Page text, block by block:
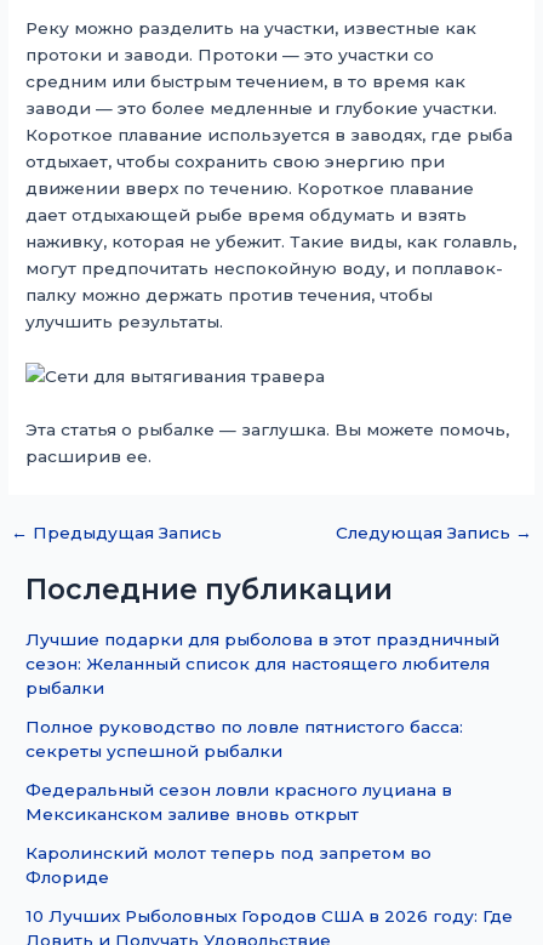
Реку можно разделить на участки, известные как
протоки и заводи. Протоки — это участки со
средним или быстрым течением, в то время как
заводи — это более медленные и глубокие участки.
Короткое плавание используется в заводях, где рыба
отдыхает, чтобы сохранить свою энергию при
движении вверх по течению. Короткое плавание
дает отдыхающей рыбе время обдумать и взять
наживку, которая не убежит. Такие виды, как голавль,
могут предпочитать неспокойную воду, и поплавок-
палку можно держать против течения, чтобы
улучшить результаты.
Эта статья о рыбалке — заглушка. Вы можете помочь,
расширив ее.
← Предыдущая Запись Следующая Запись →
Последние публикации
Лучшие подарки для рыболова в этот праздничный
сезон: Желанный список для настоящего любителя
рыбалки
Полное руководство по ловле пятнистого басса:
секреты успешной рыбалки
Федеральный сезон ловли красного луциана в
Мексиканском заливе вновь открыт
Каролинский молот теперь под запретом во
Флориде
10 Лучших Рыболовных Городов США в 2026 году: Где
Ловить и Получать Удовольствие